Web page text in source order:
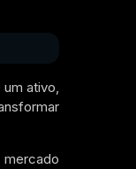
ativo,
mercado